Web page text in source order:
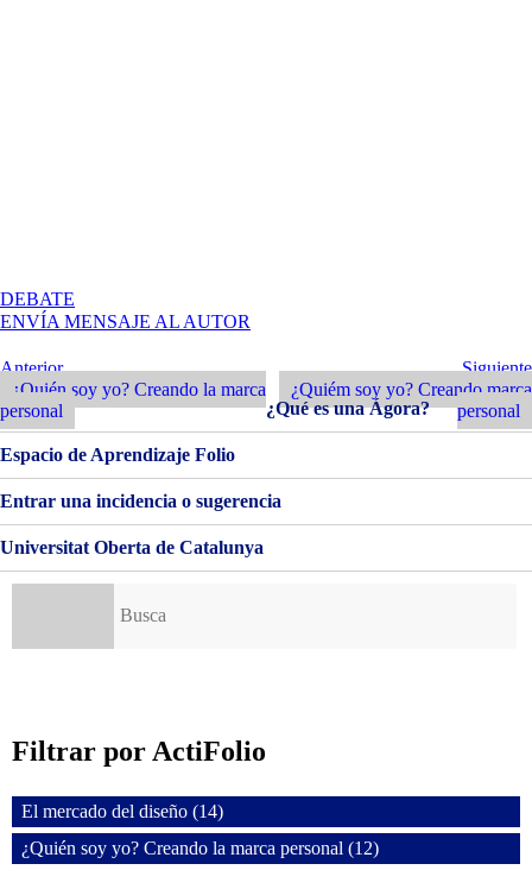
DEBATE
¿QUIÉN
CREANDO
LA
MARCA
PERSONAL
ENVÍA MENSAJE AL AUTOR
Navegación
de
entradas
Entrada
Anterior
Anterior
¿Quién soy yo? Creando la marca
personal
Siguiente
Entrada
Siguiente
¿Quiém soy yo? Creando marca
personal
¿Qué es una Ágora?
Espacio de Aprendizaje Folio
Entrar una incidencia o sugerencia
Universitat Oberta de Catalunya
Filtrar por ActiFolio
El mercado del diseño (14)
¿Quién soy yo? Creando la marca personal (12)